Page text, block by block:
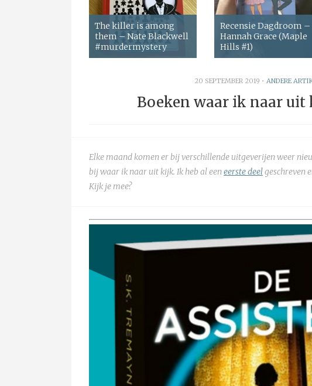
The killer is among
them – Nate Blackwell
#murdermystery
Recensie Dagdroom –
Hannah Grace (Maple
Hills #1)
20 SEPTEMBER 2019 •ANDERE
Boeken waar ik naar uit
Elke maand komen er bij verschillende uitgeverijen weer
bij waar ik naar uit kijk. Ik heb al een eerste deelgeschreven
Kijk je mee?